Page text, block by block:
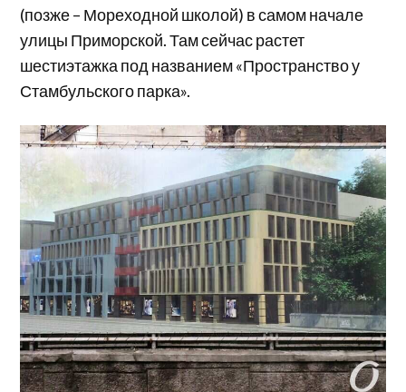
(позже – Мореходной школой) в самом начале
улицы Приморской. Там сейчас растет
шестиэтажка под названием «Пространство у
Стамбульского парка».